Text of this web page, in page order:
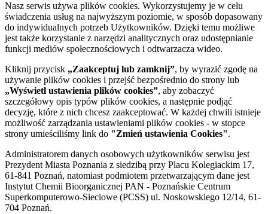
Nasz serwis używa plików cookies. Wykorzystujemy je w celu
świadczenia usług na najwyższym poziomie, w sposób dopasowany
do indywidualnych potrzeb Użytkowników. Dzięki temu możliwe
jest także korzystanie z narzędzi analitycznych oraz udostępnianie
funkcji mediów społecznościowych i odtwarzacza wideo.
Kliknij przycisk „Zaakceptuj lub zamknij”, by wyrazić zgodę na
używanie plików cookies i przejść bezpośrednio do strony lub
„Wyświetl ustawienia plików cookies”, aby zobaczyć
szczegółowy opis typów plików cookies, a następnie podjąć
decyzję, które z nich chcesz zaakceptować. W każdej chwili istnieje
możliwość zarządzania ustawieniami plików cookies - w stopce
strony umieściliśmy link do "Zmień ustawienia Cookies".
Administratorem danych osobowych użytkowników serwisu jest
Prezydent Miasta Poznania z siedzibą przy Placu Kolegiackim 17,
61-841 Poznań, natomiast podmiotem przetwarzającym dane jest
Instytut Chemii Bioorganicznej PAN - Poznańskie Centrum
Superkomputerowo-Sieciowe (PCSS) ul. Noskowskiego 12/14, 61-
704 Poznań.